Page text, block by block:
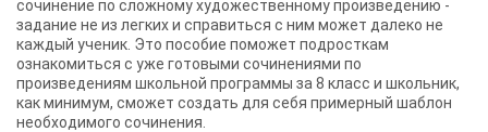
сочинение по сложному художественному произведению -
задание не из легких и справиться с ним может далеко не
каждый ученик. Это пособие поможет подросткам
ознакомиться с уже готовыми сочинениями по
произведениям школьной программы за 8 класс и школьник,
как минимум, сможет создать для себя примерный шаблон
необходимого сочинения.